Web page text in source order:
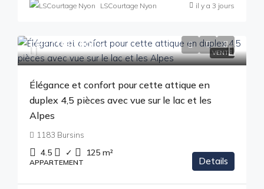
LSCourtage Nyon il y a 3 jours
VENTE
CHF 1'330'000.-
Élégance et confort pour cette attique en
duplex 4,5 pièces avec vue sur le lac et les
Alpes
1183 Bursins
4.5 ✓ 125 m²
APPARTEMENT Details